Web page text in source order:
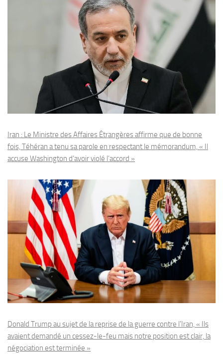
Iran : Le Ministre des Affaires Étrangères affirme que de bonne
fois, Téhéran a tenu sa parole en respectant le mémorandum, « Il
accuse Washington d’avoir violé l’accord »
Donald Trump au sujet de la reprise de la guerre contre l’Iran, « Ils
avaient demandé un cessez-le-feu mais notre position est clair, la
négociation est terminée »